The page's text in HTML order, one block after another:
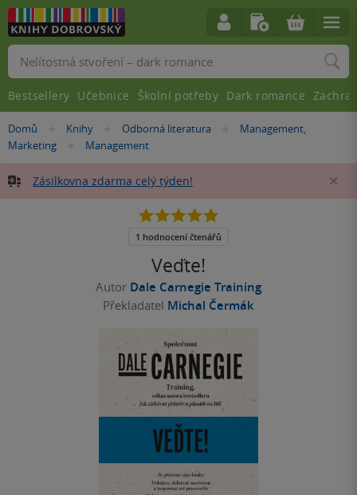
Nacházíte
se
Domů »Knihy »Odborná literatura »
Management,
Marketing
»
Management
Zásilkovna zdarma celý týden!
Veďte!
Autor Dale Carnegie Training
Překladatel Michal Čermák
5.0
5
1 hodnocení čtenářů
Vyhledávání
Bestsellery Učebnice Školní potřeby Dark romance